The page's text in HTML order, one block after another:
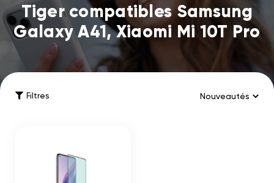
Tiger compatibles Samsung
Galaxy A41, Xiaomi Mi 10T Pro
Filtres